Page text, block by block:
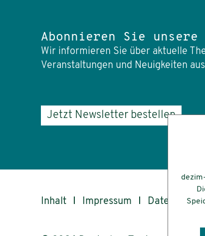
Abonnieren Sie unsere
Wir informieren Sie über aktuelle
Veranstaltungen und Neuigkeiten
Jetzt Newsletter bestellen
Inhalt Impressum Datenschutz